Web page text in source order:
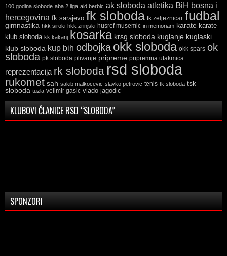
100 godina slobode aba 2 liga aid berbic ak sloboda atletika BiH bosna i
hercegovina fk sarajevo fk sloboda fk zeljeznicar fudbal
gimnastika hkk siroki hkk zrinjski husref musemic in memoriam karate karate
klub sloboda kk kakanj kosarka krsg sloboda kuglanje kuglaski
klub sloboda kup bih odbojka okk sloboda okk spars ok
sloboda pk sloboda plivanje pripreme pripremna utakmica
reprezentacija rk sloboda rsd sloboda
rukomet sah sakib malkocevic slavko petrovic tenis tk sloboda tsk
sloboda tuzla velimir gasic vlado jagodic
KLUBOVI ČLANICE RSD “SLOBODA”
SPONZORI